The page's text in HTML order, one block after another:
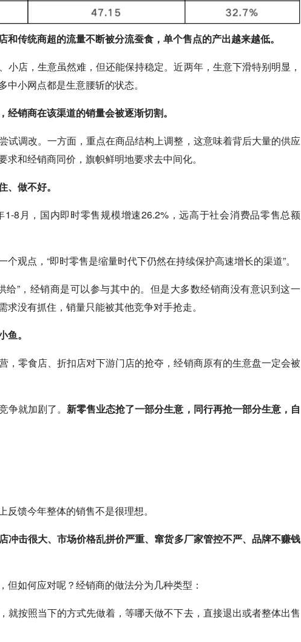
传统商超的流量不断被分流蚕食，单个售点的产出越来越低。
小店，生意虽然难，但还能保持稳定。近两年，生意下滑特别明显，
小网点都是生意腰斩的状态。
销商在该渠道的销量会被逐渐切割。
试调改。一方面，重点在商品结构上调整，这意味着背后大量的供应
和经销商同价，旗帜鲜明地要求去中间化。
做不好。
8月，国内即时零售规模增速26.2%，远高于社会消费品零售总额
个观点，“即时零售是缩量时代下仍然在持续保护高速增长的渠道”。
给”，经销商是可以参与其中的。但是大多数经销商没有意识到这一
没有抓住，销量只能被其他竞争对手抢走。
。
，零食店、折扣店对下游门店的抢夺，经销商原有的生意盘一定会被
争就加剧了。新零售业态抢了一部分生意，同行再抢一部分生意，自
馈今年整体的销售不是很理想。
冲击很大、市场价格乱拼价严重、窜货多厂家管控不严、品牌不赚钱
如何应对呢？经销商的做法分为几种类型：
就按照当下的方式先做着，等哪天做不下去，直接退出或者整体出售